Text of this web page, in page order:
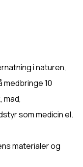
i naturen,
medbringe 10
som medicin el.
materialer og